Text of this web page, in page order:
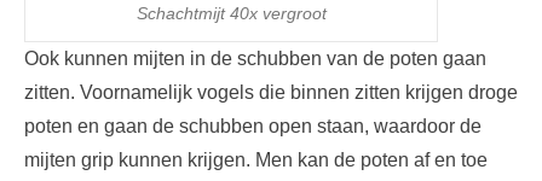
Schachtmijt 40x vergroot
Ook kunnen mijten in de schubben van de poten gaan
zitten. Voornamelijk vogels die binnen zitten krijgen droge
poten en gaan de schubben open staan, waardoor de
mijten grip kunnen krijgen. Men kan de poten af en toe